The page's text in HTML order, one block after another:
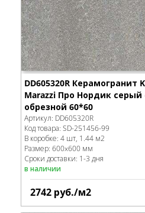
DD605320R Керамогранит
Marazzi Про Нордик
обрезной 60*60
Артикул: DD605320R
Код товара: SD-251456-99
В коробке: 4 шт, 1.44 м2
Размер: 600x600 мм
Сроки доставки: 1-3 дня
в наличии
2742 руб./м2